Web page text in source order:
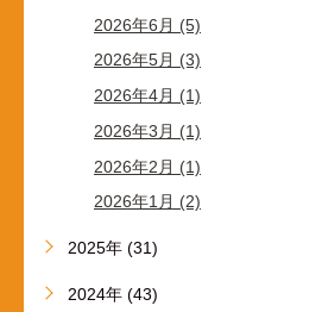
2026年6月 (5)
2026年5月 (3)
2026年4月 (1)
2026年3月 (1)
2026年2月 (1)
2026年1月 (2)
2025年 (31)
2024年 (43)